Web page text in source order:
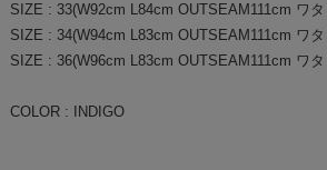
SIZE : 33(W92cm L84cm OUTSEAM111cm ワ
SIZE : 34(W94cm L83cm OUTSEAM111cm ワ
SIZE : 36(W96cm L83cm OUTSEAM111cm ワ
COLOR : INDIGO